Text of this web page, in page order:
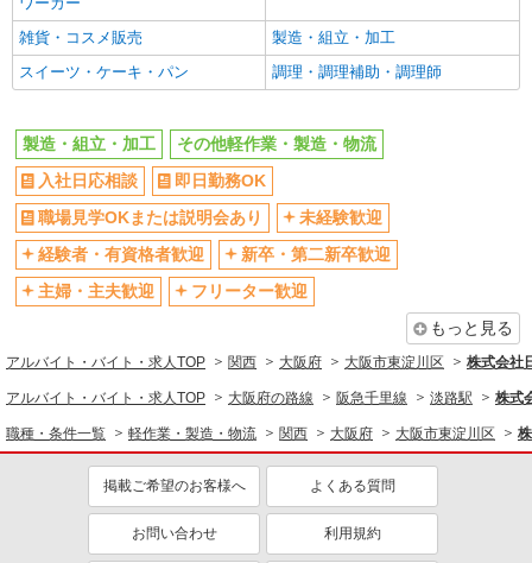
フルタイム歓迎
朝
昼
夕方
食堂・売店あり
車通勤OK
バイク通勤OK
自転車通勤OK
残業ほぼなし
残業少なめ（月20h未満）
転勤なし
登録制
有休取得率80%以上
交通費支給
社会保険あり
制服貸与
資格取得支援制度あり
軽作業・製造・物流
製造・組立・加工
同じ特徴から求人を探す
ミドル（40代～）活躍中
雑貨・コスメ販売
製造・組立・加工
スイーツ・ケーキ・パン
調理・調理補助・調理師
製造・組立・加工
その他軽作業・製造・物流
入社日応相談
即日勤務OK
職場見学OKまたは説明会あり
未経験歓迎
経験者・有資格者歓迎
新卒・第二新卒歓迎
主婦・主夫歓迎
フリーター歓迎
もっと見る
アルバイト・バイト・求人TOP 関西 大阪府 大阪市東淀川区 株式会社
アルバイト・バイト・求人TOP 大阪府の路線 阪急千里線 淡路駅 株式
職種・条件一覧 軽作業・製造・物流 関西 大阪府 大阪市東淀川区
掲載ご希望のお客様へ よくある質問
お問い合わせ 利用規約